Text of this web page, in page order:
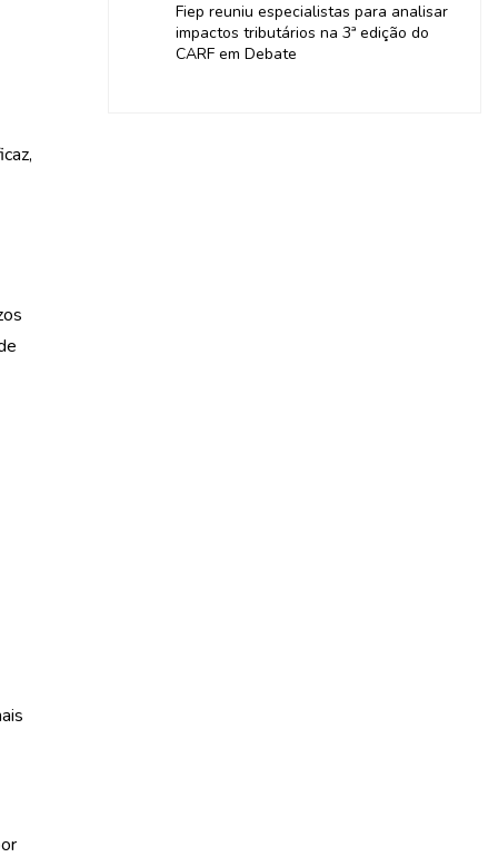
Fiep reuniu especialistas para analisar
impactos tributários na 3ª edição do
CARF em Debate